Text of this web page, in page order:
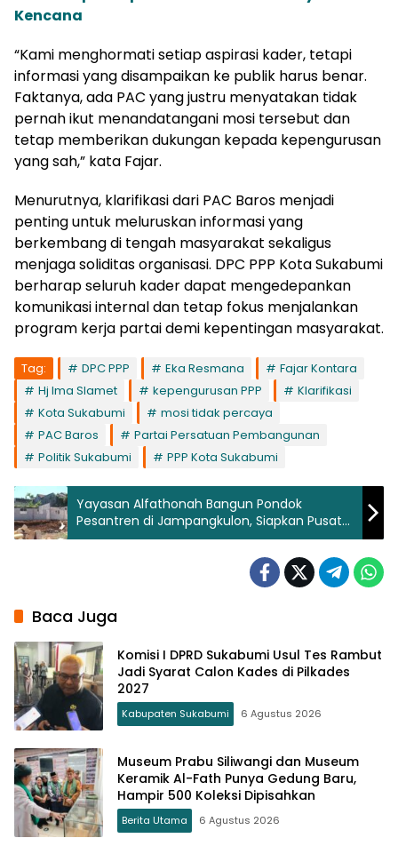
Kencana
“Kami menghormati setiap aspirasi kader, tetapi
informasi yang disampaikan ke publik harus benar.
Faktanya, ada PAC yang justru menyatakan tidak
pernah ikut menandatangani mosi tersebut dan
tetap memberikan dukungan kepada kepengurusan
yang sah,” kata Fajar.
Menurutnya, klarifikasi dari PAC Baros menjadi
penting untuk meluruskan informasi yang
berkembang di tengah masyarakat sekaligus
menjaga soliditas organisasi. DPC PPP Kota Sukabumi
berharap seluruh kader dapat mengedepankan
komunikasi internal dan tetap fokus menjalankan
program kerja partai demi kepentingan masyarakat.
Tag: DPC PPP Eka Resmana
Fajar Kontara
Hj Ima Slamet
kepengurusan PPP
Klarifikasi
Kota Sukabumi
mosi tidak percaya
PAC Baros
Partai Persatuan Pembangunan
Politik Sukabumi
PPP Kota Sukabumi
Yayasan Alfathonah Bangun Pondok
Pesantren di Jampangkulon, Siapkan Pusat
Pendidikan Islam di Sukabumi Selatan
Baca Juga
Komisi I DPRD Sukabumi Usul Tes Rambut
Jadi Syarat Calon Kades di Pilkades
2027
Kabupaten Sukabumi 6 Agustus 2026
Museum Prabu Siliwangi dan Museum
Keramik Al-Fath Punya Gedung Baru,
Hampir 500 Koleksi Dipisahkan
Berita Utama 6 Agustus 2026